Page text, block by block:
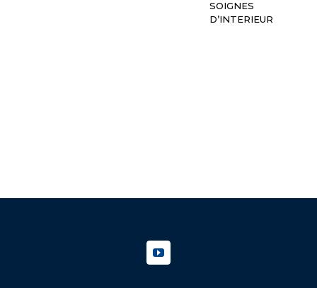
SOIGNES
D’INTERIEUR